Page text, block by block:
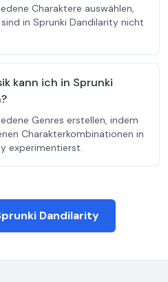
Charaktere auswählen,
in Sprunki Dandilarity nicht
kann ich in Sprunki
Genres erstellen, indem
Charakterkombinationen in
experimentierst.
Dandilarity